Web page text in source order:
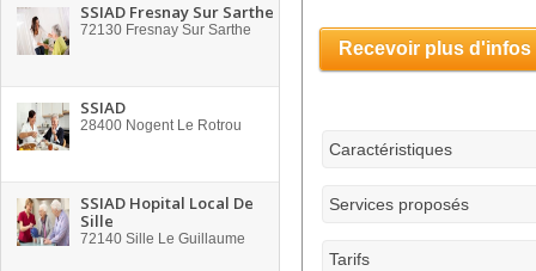
SSIAD Fresnay Sur Sarthe
72130 Fresnay Sur Sarthe
SSIAD
28400 Nogent Le Rotrou
SSIAD Hopital Local De
Sille
72140 Sille Le Guillaume
Recevoir plus d'infos
Caractéristiques
Services proposés
Tarifs